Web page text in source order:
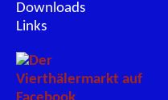
Downloads
Links